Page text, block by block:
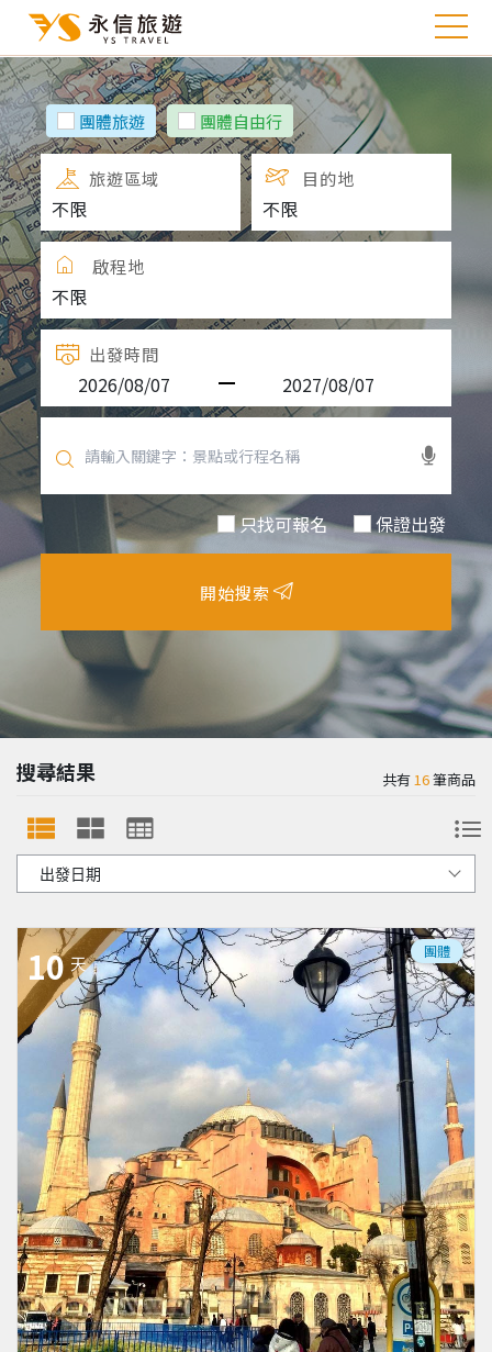
團體旅遊 團體自由行
旅遊區域 目的地
啟程地
出發時間
只找可報名 保證出發
開始搜索
搜尋結果 共有16筆商品
10 天
團體